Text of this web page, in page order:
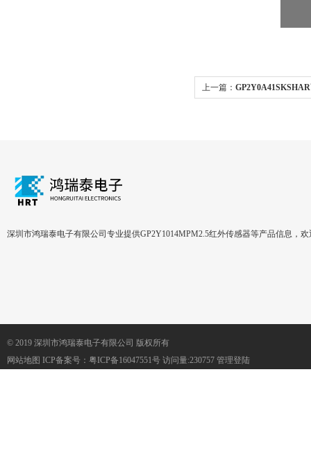
上一篇：
深圳市鸿瑞泰电子有限公司专业提供GP2Y1014MPM2.5红外传感器等产品信息，
© 2019 深圳市鸿瑞泰电子有限公司 版权所有
网站地图 ICP备案号： 粤ICP备16047551号 访问量:230757 管理登陆